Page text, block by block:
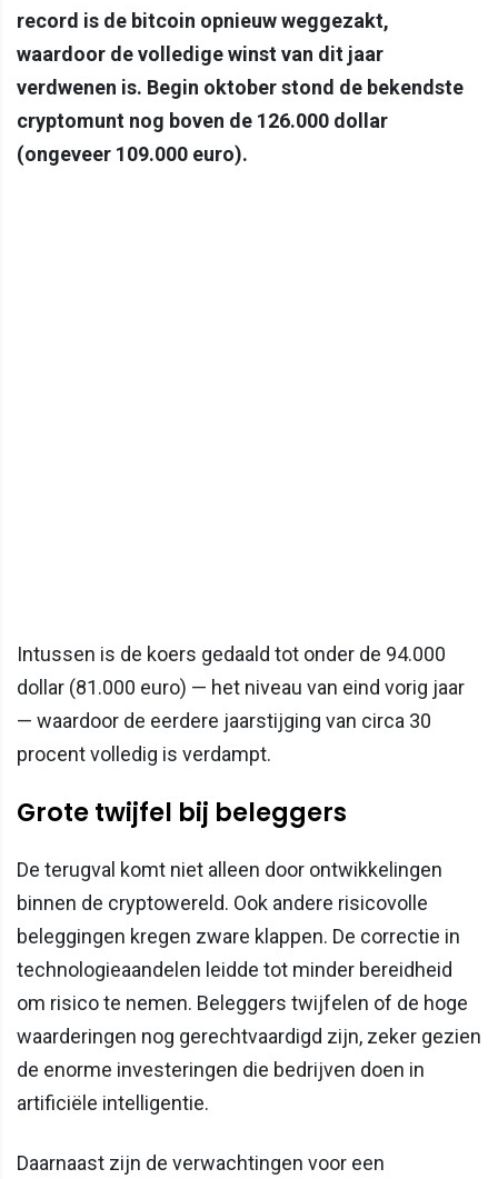
record is de bitcoin opnieuw weggezakt,
waardoor de volledige winst van dit jaar
verdwenen is. Begin oktober stond de bekendste
cryptomunt nog boven de 126.000 dollar
(ongeveer 109.000 euro).
Intussen is de koers gedaald tot onder de 94.000
dollar (81.000 euro) — het niveau van eind vorig jaar
— waardoor de eerdere jaarstijging van circa 30
procent volledig is verdampt.
Grote twijfel bij beleggers
De terugval komt niet alleen door ontwikkelingen
binnen de cryptowereld. Ook andere risicovolle
beleggingen kregen zware klappen. De correctie in
technologieaandelen leidde tot minder bereidheid
om risico te nemen. Beleggers twijfelen of de hoge
waarderingen nog gerechtvaardigd zijn, zeker gezien
de enorme investeringen die bedrijven doen in
artificiële intelligentie.
Daarnaast zijn de verwachtingen voor een